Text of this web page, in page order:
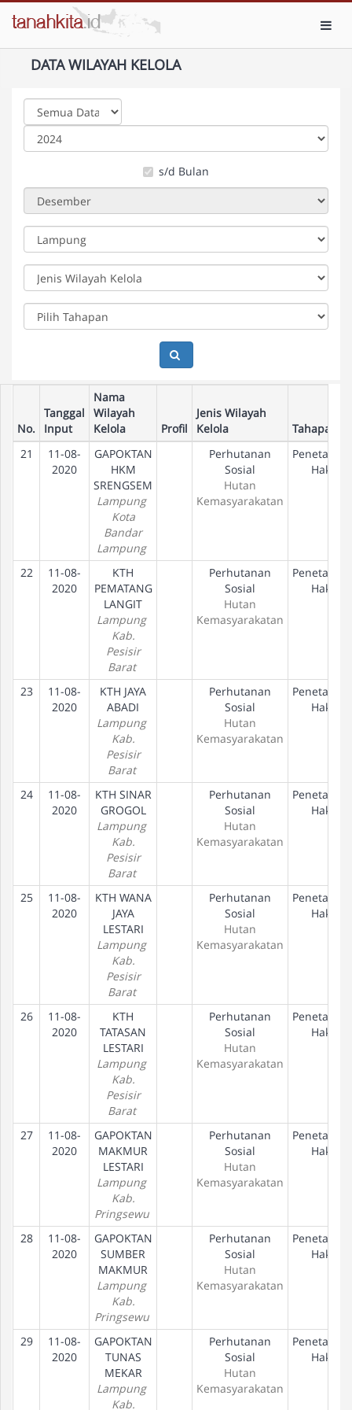
DATA WILAYAH KELOLA
s/d Bulan
No.
Tanggal
Input
Nama
Wilayah
Kelola
Profil
Jenis Wilayah
Kelola
Tahapan
21
11-08-
2020
GAPOKTAN
HKM
SRENGSEM
Lampung
Kota
Bandar
Lampung
Perhutanan
Sosial
Hutan
Kemasyarakatan
Penetapan
Hak
22
11-08-
2020
KTH
PEMATANG
LANGIT
Lampung
Kab.
Pesisir
Barat
Perhutanan
Sosial
Hutan
Kemasyarakatan
Penetapan
Hak
23
11-08-
2020
KTH JAYA
ABADI
Lampung
Kab.
Pesisir
Barat
Perhutanan
Sosial
Hutan
Kemasyarakatan
Penetapan
Hak
24
11-08-
2020
KTH SINAR
GROGOL
Lampung
Kab.
Pesisir
Barat
Perhutanan
Sosial
Hutan
Kemasyarakatan
Penetapan
Hak
25
11-08-
2020
KTH WANA
JAYA
LESTARI
Lampung
Kab.
Pesisir
Barat
Perhutanan
Sosial
Hutan
Kemasyarakatan
Penetapan
Hak
26
11-08-
2020
KTH
TATASAN
LESTARI
Lampung
Kab.
Pesisir
Barat
Perhutanan
Sosial
Hutan
Kemasyarakatan
Penetapan
Hak
27
11-08-
2020
GAPOKTAN
MAKMUR
LESTARI
Lampung
Kab.
Pringsewu
Perhutanan
Sosial
Hutan
Kemasyarakatan
Penetapan
Hak
28
11-08-
2020
GAPOKTAN
SUMBER
MAKMUR
Lampung
Kab.
Pringsewu
Perhutanan
Sosial
Hutan
Kemasyarakatan
Penetapan
Hak
29
11-08-
2020
GAPOKTAN
TUNAS
MEKAR
Lampung
Kab.
Perhutanan
Sosial
Hutan
Kemasyarakatan
Penetapan
Hak